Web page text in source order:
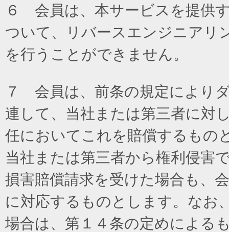
６ 会員は、本サービスを提供
ついて、リバースエンジニアリ
を行うことができません。
７ 会員は、前条の規定により
連して、当社または第三者に対
任においてこれを賠償するもの
当社または第三者から権利侵害
損害賠償請求を受けた場合も、
に対応するものとします。なお
場合は、第１４条の定めによる